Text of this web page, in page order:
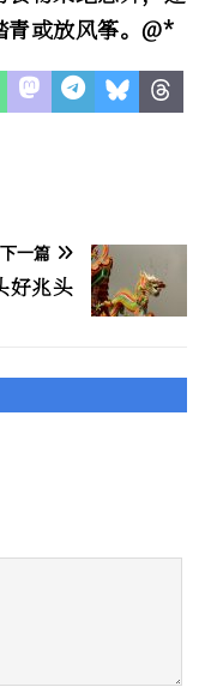
青或放风筝。@*
下一篇
好兆头